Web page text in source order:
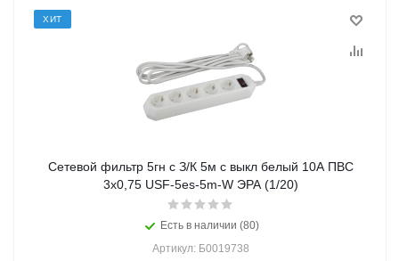
ХИТ
Сетевой фильтр 5гн с З/К 5м с выкл белый 10А ПВС
3x0,75 USF-5es-5m-W ЭРА (1/20)
Есть в наличии (80)
Артикул: Б0019738